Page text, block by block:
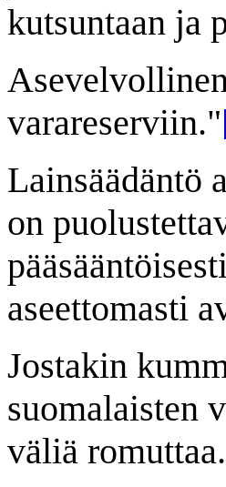
kutsuntaan ja
varareserviin."
Lainsäädäntö
on
aseettomasti
Jostakin
suomalaisten
väliä romuttaa.